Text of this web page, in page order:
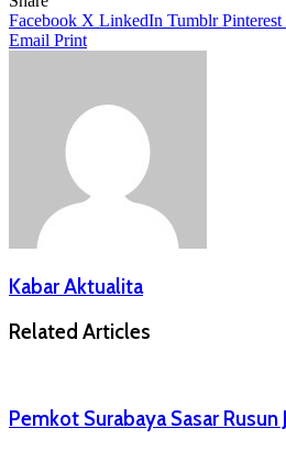
Facebook X LinkedIn Tumblr Pinterest
Email Print
Kabar Aktualita
Related Articles
Pemkot Surabaya Sasar Rusun